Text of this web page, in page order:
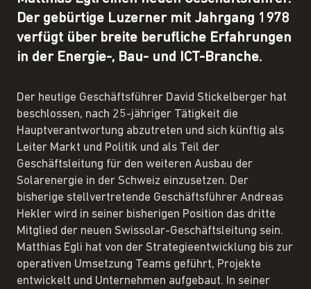
Der gebürtige Luzerner mit Jahrgang 1978
verfügt über breite berufliche Erfahrungen
in der Energie-, Bau- und ICT-Branche.
Der heutige Geschäftsführer David Stickelberger hat
beschlossen, nach 25-jähriger Tätigkeit die
Hauptverantwortung abzutreten und sich künftig als
Leiter Markt und Politik und als Teil der
Geschäftsleitung für den weiteren Ausbau der
Solarenergie in der Schweiz einzusetzen. Der
bisherige stellvertretende Geschäftsführer Andreas
Hekler wird in seiner bisherigen Position das dritte
Mitglied der neuen Swissolar-Geschäftsleitung sein.
Matthias Egli hat von der Strategieentwicklung bis zur
operativen Umsetzung Teams geführt, Projekte
entwickelt und Unternehmen aufgebaut. In seiner